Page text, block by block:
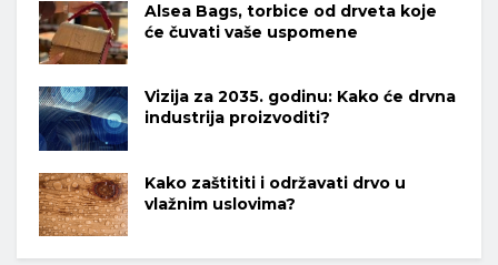
Alsea Bags, torbice od drveta koje
će čuvati vaše uspomene
Vizija za 2035. godinu: Kako će drvna
industrija proizvoditi?
Kako zaštititi i održavati drvo u
vlažnim uslovima?